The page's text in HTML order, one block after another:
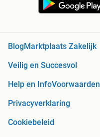
BlogMarktplaats Zakelijk
Veilig en Succesvol
Help en InfoVoorwaarden
Privacyverklaring
Cookiebeleid